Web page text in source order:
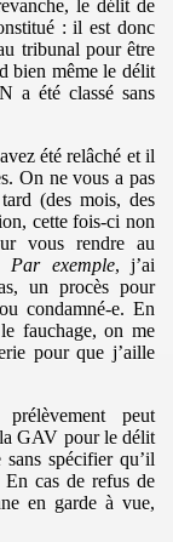
le délit de
: il est donc
tribunal pour être
bien même le délit
a été classé sans
été relâché et il
On ne vous a pas
tard (des mois, des
cette fois-ci non
vous rendre au
Par exemple, j’ai
un procès pour
condamné-e. En
fauchage, on me
pour que j’aille
peut
la GAV pour le délit
spécifier qu’il
En cas de refus de
en garde à vue,